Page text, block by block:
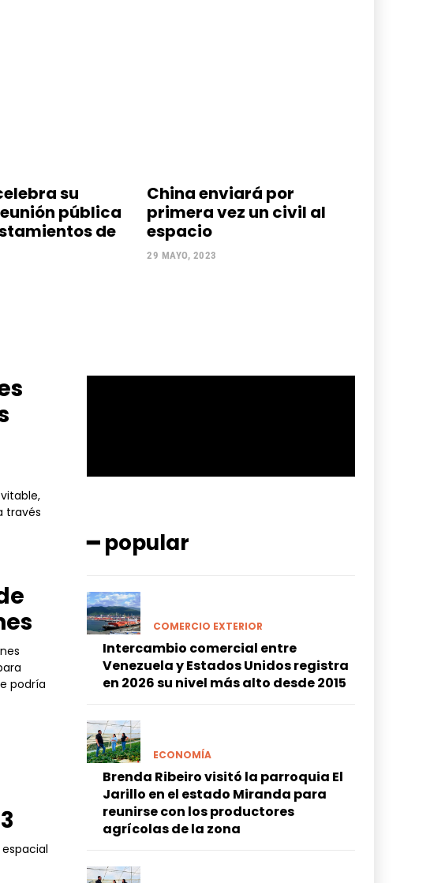
su
pública
de
China enviará por
primera vez un civil al
espacio
29 MAYO, 2023
través
podría
━ popular
COMERCIO EXTERIOR
Intercambio comercial entre
Venezuela y Estados Unidos registra
en 2026 su nivel más alto desde 2015
ECONOMÍA
Brenda Ribeiro visitó la parroquia El
Jarillo en el estado Miranda para
reunirse con los productores
agrícolas de la zona